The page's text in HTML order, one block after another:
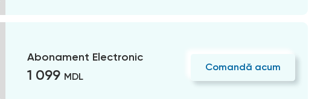
Abonament Electronic
1 099 MDL
Comandă acum